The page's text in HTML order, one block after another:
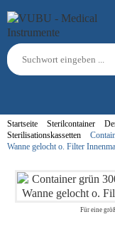
Startseite Sterilcontainer
Sterilisationskassetten
Wanne gelocht o. Filter
Für eine